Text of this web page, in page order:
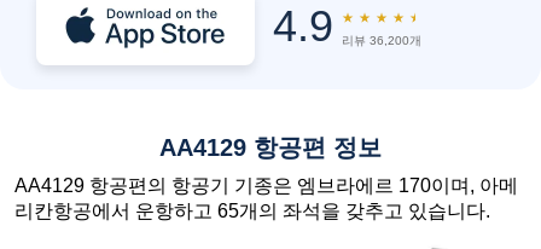
4.9 ★ ★ ★ ★ ★
리뷰 36,200개
AA4129 항공편 정보
AA4129 항공편의 항공기 기종은 엠브라에르 170이며, 아메
리칸항공에서 운항하고 65개의 좌석을 갖추고 있습니다.